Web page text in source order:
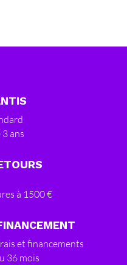
ans
à 1500 €
et financements
36 mois